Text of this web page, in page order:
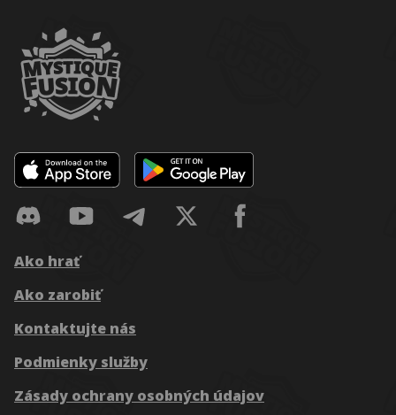
Ako hrať
Ako zarobiť
Kontaktujte nás
Podmienky služby
Zásady ochrany osobných údajov